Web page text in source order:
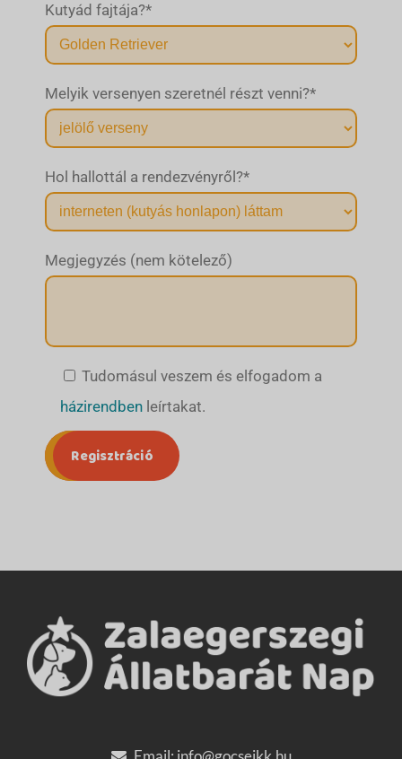
Kutyád fajtája?*
Melyik versenyen szeretnél részt venni?*
Hol hallottál a rendezvényről?*
Megjegyzés (nem kötelező)
Tudomásul veszem és elfogadom a
házirendben leírtakat.